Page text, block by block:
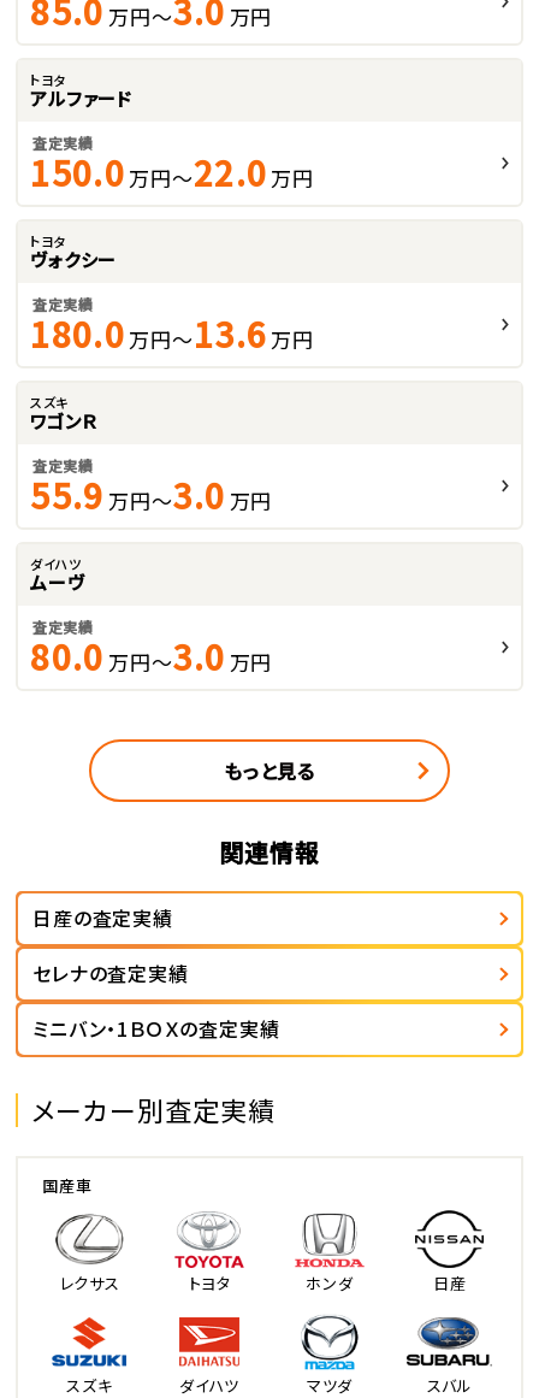
85.0 万円～3.0 万円
トヨタ
アルファード
査定実績
150.0 万円～22.0 万円
トヨタ
ヴォクシー
査定実績
180.0 万円～13.6 万円
スズキ
ワゴンＲ
査定実績
55.9 万円～3.0 万円
ダイハツ
ムーヴ
査定実績
80.0 万円～3.0 万円
もっと見る
関連情報
日産の査定実績
セレナの査定実績
ミニバン・1ＢＯＸの査定実績
メーカー別査定実績
国産車
レクサス トヨタ ホンダ 日産
スズキ ダイハツ マツダ スバル